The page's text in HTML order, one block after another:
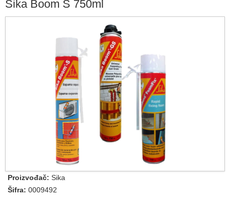
Sika Boom S 750ml
Proizvođač: Sika
Šifra: 0009492